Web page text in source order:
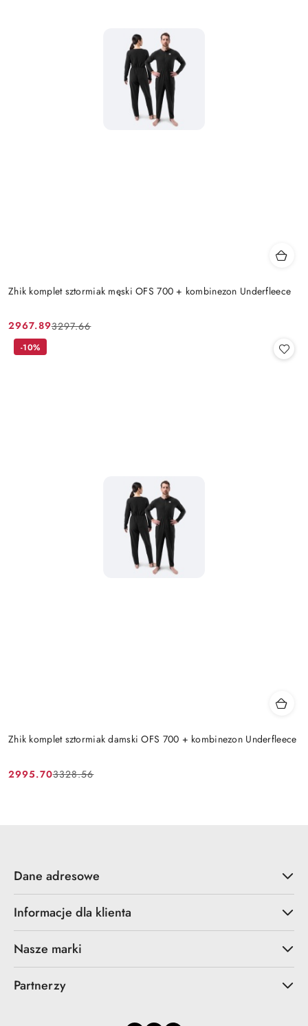
Zhik komplet sztormiak męski OFS 700 + kombinezon Underfleece
Cena
promocyjna:
2967.89
Cena
przed
3297.66
Zhik komplet sztormiak damski OFS 700 + kombinezon Underfleece
Cena
2995.70
Cena
3328.56
-10%
Dane adresowe
Informacje dla klienta
Nasze marki
Partnerzy